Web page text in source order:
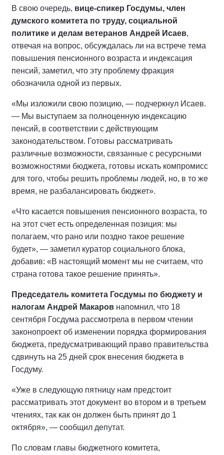
В свою очередь, вице-спикер Госдумы, член
думского комитета по труду, социальной
политике и делам ветеранов Андрей Исаев,
отвечая на вопрос, обсуждалась ли на встрече тема
повышения пенсионного возраста и индексация
пенсий, заметил, что эту проблему фракция
обозначила одной из первых.
«Мы изложили свою позицию, — подчеркнул Исаев.
— Мы выступаем за полноценную индексацию
пенсий, в соответствии с действующим
законодательством. Готовы рассматривать
различные возможности, связанные с ресурсными
возможностями бюджета, готовы искать компромисс
для того, чтобы решить проблемы людей, но, в то же
время, не разбалансировать бюджет».
«Что касается повышения пенсионного возраста, то
на этот счет есть определенная позиция: мы
полагаем, что рано или поздно такое решение
будет», — заметил куратор социального блока,
добавив: «В настоящий момент мы не считаем, что
страна готова такое решение принять».
Председатель комитета Госдумы по бюджету и
налогам Андрей Макаров напомнил, что 18
сентября Госдума рассмотрела в первом чтении
законопроект об изменении порядка формирования
бюджета, предусматривающий право правительства
сдвинуть на 25 дней срок внесения бюджета в
Госдуму.
«Уже в следующую пятницу нам предстоит
рассматривать этот документ во втором и в третьем
чтениях, так как он должен быть принят до 1
октября», — сообщил депутат.
По словам главы бюджетного комитета,